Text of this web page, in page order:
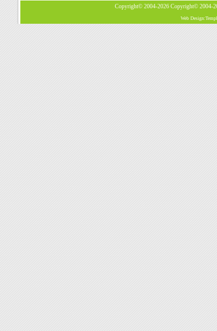
Copyright© 2004-2026 Copyright© 2004-
Web